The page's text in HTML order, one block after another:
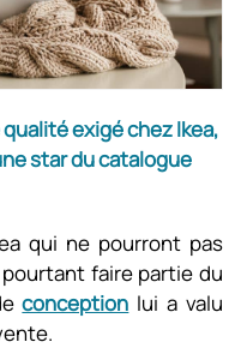
exigé chez Ikea,
star du catalogue
qui ne pourront pas
faire partie du
conception lui a valu